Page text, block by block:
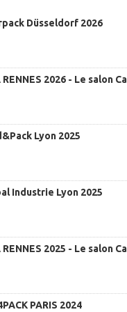
Düsseldorf 2026
RENNES 2026 - Le
Lyon 2025
Industrie Lyon 2025
RENNES 2025 - Le
PARIS 2024